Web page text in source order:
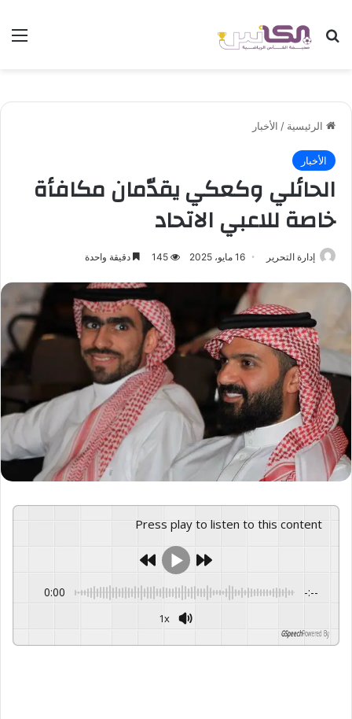
بحث عن
الرئيسية / الأخبار
الأخبار
الحائلي وكعكي يقدّمان مكافأة
خاصة للاعبي الاتحاد
إدارة التحرير 16 مايو، 2025 145 دقيقة واحدة
Press play to listen to this content
0:00 -:--
1x
Powered By
GSpeech